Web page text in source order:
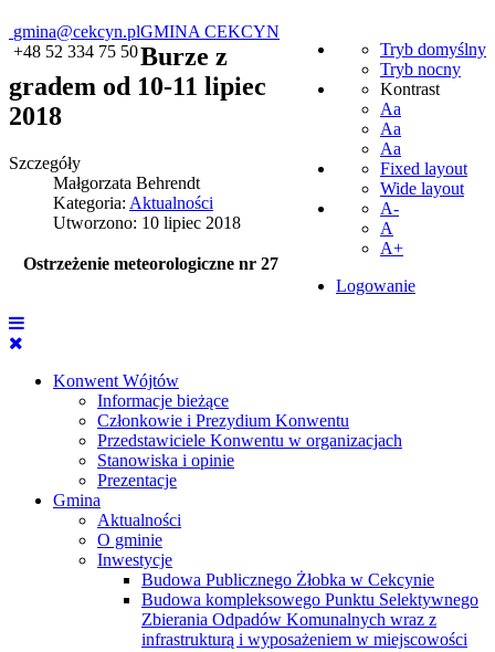
gmina@cekcyn.pl
+48 52 334 75 50
Tryb domyślny
Tryb nocny
Kontrast
Aa
Aa
Aa
Fixed layout
Wide layout
A-
A
A+
Logowanie
GMINA CEKCYN
Konwent Wójtów
Informacje bieżące
Członkowie i Prezydium Konwentu
Przedstawiciele Konwentu w organizacjach
Stanowiska i opinie
Prezentacje
Gmina
Aktualności
O gminie
Inwestycje
Budowa Publicznego Żłobka w Cekcynie
Budowa kompleksowego Punktu Selektywnego
Zbierania Odpadów Komunalnych wraz z
infrastrukturą i wyposażeniem w miejscowości
Burze z
gradem od 10-11 lipiec
2018
Szczegóły
Małgorzata Behrendt
Kategoria: Aktualności
Utworzono: 10 lipiec 2018
Ostrzeżenie meteorologiczne nr 27